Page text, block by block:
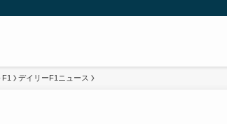
F1 デイリーF1ニュース